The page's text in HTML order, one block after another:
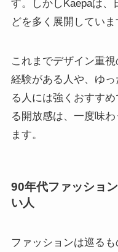
す。しかしKaepaは、
どを多く展開していま
これまでデザイン重
経験がある人や、ゆ
る人には強くおすす
る開放感は、一度味
ます。
90年代ファッショ
い人
ファッションは巡る